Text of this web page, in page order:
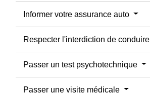
Informer votre assurance auto
Respecter l'interdiction de conduire
Passer un test psychotechnique
Passer une visite médicale